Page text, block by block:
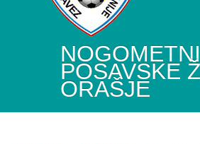
POSAVSKE
ORAŠJE